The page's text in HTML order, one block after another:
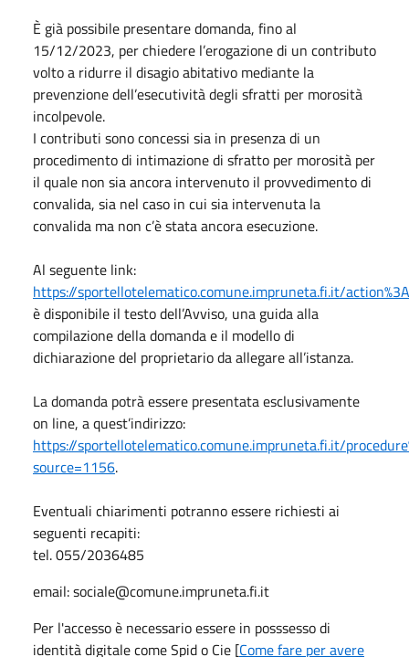
È già possibile presentare domanda, fino al
15/12/2023, per chiedere l’erogazione di un contributo
volto a ridurre il disagio abitativo mediante la
prevenzione dell’esecutività degli sfratti per morosità
incolpevole.
I contributi sono concessi sia in presenza di un
procedimento di intimazione di sfratto per morosità per
il quale non sia ancora intervenuto il provvedimento di
convalida, sia nel caso in cui sia intervenuta la
convalida ma non c’è stata ancora esecuzione.
Al seguente link:
https://sportellotelematico.comune.impruneta.fi.it/
è disponibile il testo dell’Avviso, una guida alla
compilazione della domanda e il modello di
dichiarazione del proprietario da allegare all’istanza.
La domanda potrà essere presentata esclusivamente
on line, a quest’indirizzo:
https://sportellotelematico.comune.impruneta.fi.it/
source=1156.
Eventuali chiarimenti potranno essere richiesti ai
seguenti recapiti:
tel. 055/2036485
email: sociale@comune.impruneta.fi.it
Per l'accesso è necessario essere in posssesso di
identità digitale come Spid o Cie [Come fare per avere